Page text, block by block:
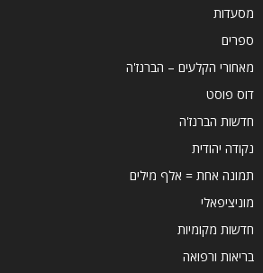
מסעדות
ספרים
מאחורי הקלעים – הברנז'ה
דוס פוסט
חדשות הברנז'ה
נקודה יהודית
תמונה אחת = אלף מילים
מוניציפאלי
חדשות מקומיות
בריאות ורפואה